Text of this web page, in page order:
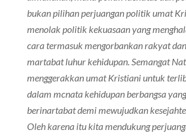
bukan pilihan perjuangan politik umat
menolak politik kekuasaan yang
cara termasuk mengorbankan rakyat
martabat luhur kehidupan. Semangat
menggerakkan umat Kristiani untuk
dalam mcnata kehidupan berbangsa
berinartabat demi mewujudkan
Oleh karena itu kita mendukung